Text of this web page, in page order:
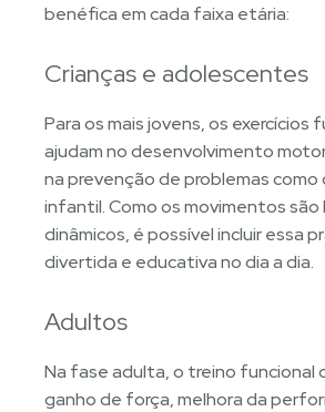
benéfica em cada faixa etária:
Crianças e adolescentes
Para os mais jovens, os exercícios
ajudam no desenvolvimento
na prevenção de problemas
infantil. Como os movimentos são
dinâmicos, é possível incluir essa
divertida e educativa no dia a dia.
Adultos
Na fase adulta, o treino funcional
ganho de força, melhora da